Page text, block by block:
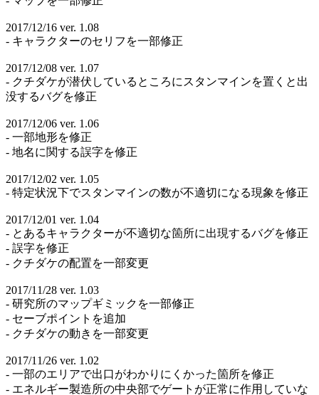
2017/12/16 ver. 1.08
- キャラクターのセリフを一部修正
2017/12/08 ver. 1.07
- クチダケが潜伏しているところにスタンマインを置くと出
没するバグを修正
2017/12/06 ver. 1.06
- 一部地形を修正
- 地名に関する誤字を修正
2017/12/02 ver. 1.05
- 特定状況下でスタンマインの数が不適切になる現象を修正
2017/12/01 ver. 1.04
- とあるキャラクターが不適切な箇所に出現するバグを修正
- 誤字を修正
- クチダケの配置を一部変更
2017/11/28 ver. 1.03
- 研究所のマップギミックを一部修正
- セーブポイントを追加
- クチダケの動きを一部変更
2017/11/26 ver. 1.02
- 一部のエリアで出口がわかりにくかった箇所を修正
- エネルギー製造所の中央部でゲートが正常に作用していな